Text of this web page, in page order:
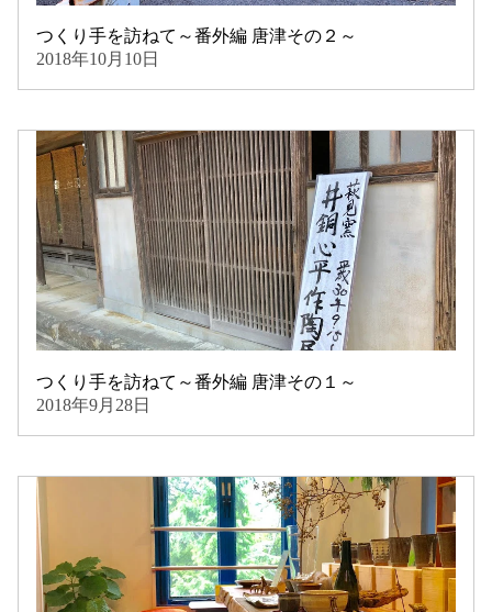
つくり手を訪ねて～番外編 唐津その２～
2018年10月10日
つくり手を訪ねて～番外編 唐津その１～
2018年9月28日